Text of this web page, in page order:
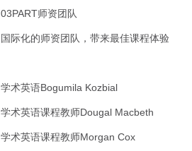
03PART师资团队
国际化的师资团队，带来最佳课程体验
学术英语Bogumila Kozbial
学术英语课程教师Dougal Macbeth
学术英语课程教师Morgan Cox